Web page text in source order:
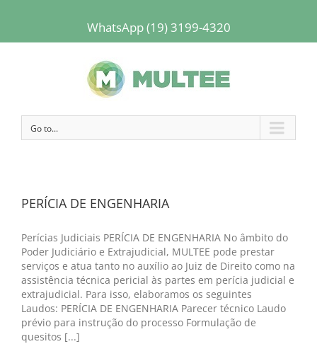
WhatsApp (19) 3199-4320
Go to...
PERÍCIA DE ENGENHARIA
Perícias Judiciais PERÍCIA DE ENGENHARIA No âmbito do
Poder Judiciário e Extrajudicial, MULTEE pode prestar
serviços e atua tanto no auxílio ao Juiz de Direito como na
assistência técnica pericial às partes em perícia judicial e
extrajudicial. Para isso, elaboramos os seguintes
Laudos: PERÍCIA DE ENGENHARIA Parecer técnico Laudo
prévio para instrução do processo Formulação de
quesitos [...]